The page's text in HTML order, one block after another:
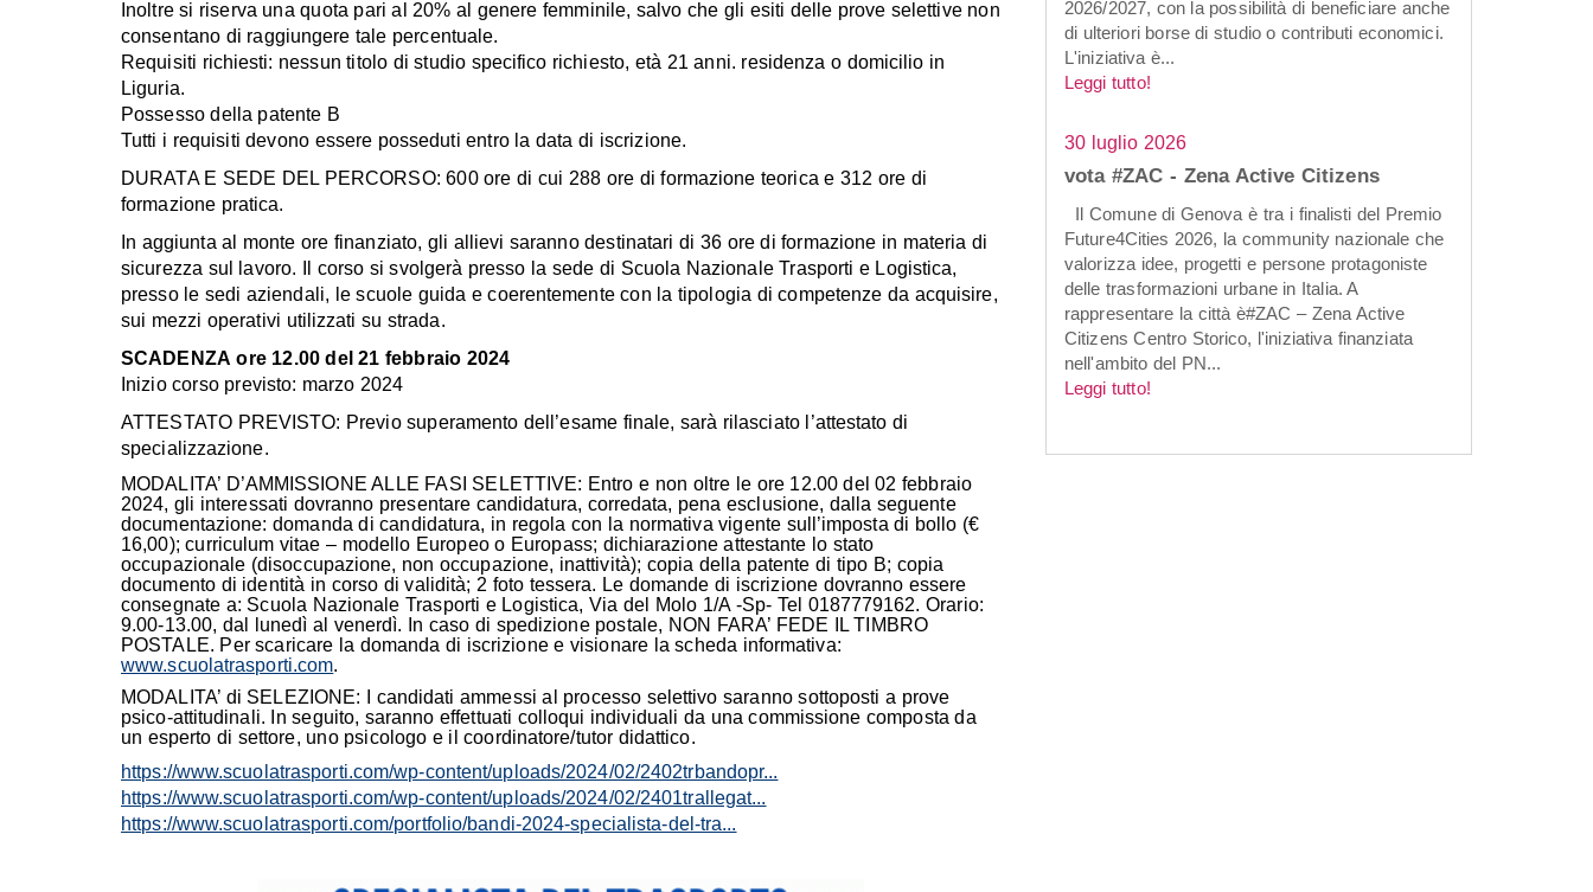
Inoltre si riserva una quota pari al 20% al genere femminile, salvo che gli esiti delle prove selettive non
consentano di raggiungere tale percentuale.
Requisiti richiesti: nessun titolo di studio specifico richiesto, età 21 anni. residenza o domicilio in
Liguria.
Possesso della patente B
Tutti i requisiti devono essere posseduti entro la data di iscrizione.
DURATA E SEDE DEL PERCORSO: 600 ore di cui 288 ore di formazione teorica e 312 ore di
formazione pratica.
In aggiunta al monte ore finanziato, gli allievi saranno destinatari di 36 ore di formazione in materia di
sicurezza sul lavoro. Il corso si svolgerà presso la sede di Scuola Nazionale Trasporti e Logistica,
presso le sedi aziendali, le scuole guida e coerentemente con la tipologia di competenze da acquisire,
sui mezzi operativi utilizzati su strada.
SCADENZA ore 12.00 del 21 febbraio 2024
Inizio corso previsto: marzo 2024
ATTESTATO PREVISTO: Previo superamento dell’esame finale, sarà rilasciato l’attestato di
specializzazione.
MODALITA’ D’AMMISSIONE ALLE FASI SELETTIVE: Entro e non oltre le ore 12.00 del 02 febbraio
2024, gli interessati dovranno presentare candidatura, corredata, pena esclusione, dalla seguente
documentazione: domanda di candidatura, in regola con la normativa vigente sull’imposta di bollo (€
16,00); curriculum vitae – modello Europeo o Europass; dichiarazione attestante lo stato
occupazionale (disoccupazione, non occupazione, inattività); copia della patente di tipo B; copia
documento di identità in corso di validità; 2 foto tessera. Le domande di iscrizione dovranno essere
consegnate a: Scuola Nazionale Trasporti e Logistica, Via del Molo 1/A -Sp- Tel 0187779162. Orario:
9.00-13.00, dal lunedì al venerdì. In caso di spedizione postale, NON FARA’ FEDE IL TIMBRO
POSTALE. Per scaricare la domanda di iscrizione e visionare la scheda informativa:
www.scuolatrasporti.com.
MODALITA’ di SELEZIONE: I candidati ammessi al processo selettivo saranno sottoposti a prove
psico-attitudinali. In seguito, saranno effettuati colloqui individuali da una commissione composta da
un esperto di settore, uno psicologo e il coordinatore/tutor didattico.
https://www.scuolatrasporti.com/wp-content/uploads/2024/02/2402trbandopr...
https://www.scuolatrasporti.com/wp-content/uploads/2024/02/2401trallegat...
https://www.scuolatrasporti.com/portfolio/bandi-2024-specialista-del-tra...
2026/2027, con la possibilità di beneficiare anche
di ulteriori borse di studio o contributi economici.
L'iniziativa è...
Leggi tutto!
30 luglio 2026
vota #ZAC - Zena Active Citizens
Il Comune di Genova è tra i finalisti del Premio
Future4Cities 2026, la community nazionale che
valorizza idee, progetti e persone protagoniste
delle trasformazioni urbane in Italia. A
rappresentare la città è#ZAC – Zena Active
Citizens Centro Storico, l'iniziativa finanziata
nell'ambito del PN...
Leggi tutto!